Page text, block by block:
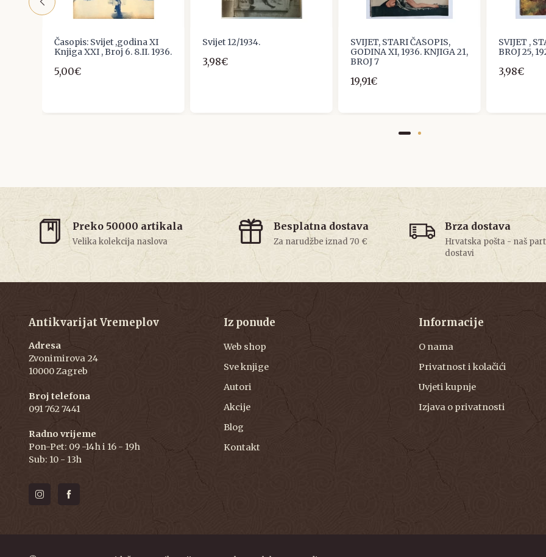
Časopis: Svijet ,godina XI
Knjiga XXI , Broj 6. 8.II. 1936.
5,00€
Svijet 12/1934.
3,98€
SVIJET, STARI ČASOPIS,
GODINA XI, 1936. KNJIGA 21,
BROJ 7
19,91€
SVIJET ,
BROJ 25,
3,98€
Preko 50000 artikala
Velika kolekcija naslova
Besplatna dostava
Za narudžbe iznad 70 €
Brza dostava
Hrvatska pošta - naš
dostavi
Antikvarijat Vremeplov
Adresa
Zvonimirova 24
10000 Zagreb
Broj telefona
091 762 7441
Radno vrijeme
Pon-Pet: 09 -14h i 16 - 19h
Sub: 10 - 13h
Iz ponude
Web shop
Sve knjige
Autori
Akcije
Blog
Kontakt
Informacije
O nama
Privatnost i kolačići
Uvjeti kupnje
Izjava o privatnosti